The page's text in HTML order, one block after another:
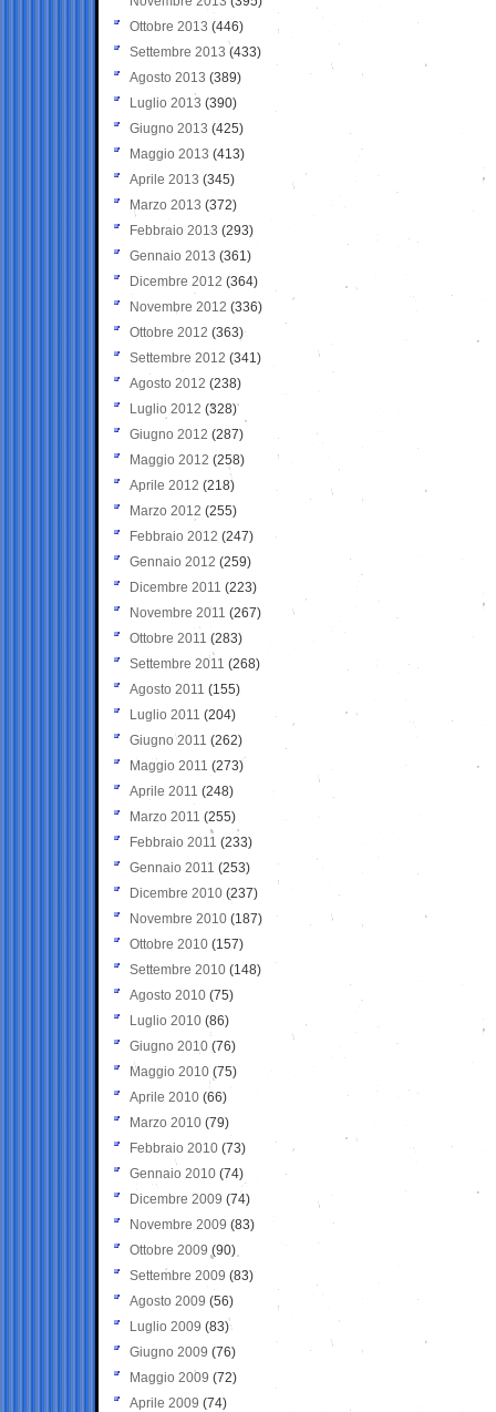
Ottobre 2013 (446)
Settembre 2013 (433)
Agosto 2013 (389)
Luglio 2013 (390)
Giugno 2013 (425)
Maggio 2013 (413)
Aprile 2013 (345)
Marzo 2013 (372)
Febbraio 2013 (293)
Gennaio 2013 (361)
Dicembre 2012 (364)
Novembre 2012 (336)
Ottobre 2012 (363)
Settembre 2012 (341)
Agosto 2012 (238)
Luglio 2012 (328)
Giugno 2012 (287)
Maggio 2012 (258)
Aprile 2012 (218)
Marzo 2012 (255)
Febbraio 2012 (247)
Gennaio 2012 (259)
Dicembre 2011 (223)
Novembre 2011 (267)
Ottobre 2011 (283)
Settembre 2011 (268)
Agosto 2011 (155)
Luglio 2011 (204)
Giugno 2011 (262)
Maggio 2011 (273)
Aprile 2011 (248)
Marzo 2011 (255)
Febbraio 2011 (233)
Gennaio 2011 (253)
Dicembre 2010 (237)
Novembre 2010 (187)
Ottobre 2010 (157)
Settembre 2010 (148)
Agosto 2010 (75)
Luglio 2010 (86)
Giugno 2010 (76)
Maggio 2010 (75)
Aprile 2010 (66)
Marzo 2010 (79)
Febbraio 2010 (73)
Gennaio 2010 (74)
Dicembre 2009 (74)
Novembre 2009 (83)
Ottobre 2009 (90)
Settembre 2009 (83)
Agosto 2009 (56)
Luglio 2009 (83)
Giugno 2009 (76)
Maggio 2009 (72)
Aprile 2009 (74)